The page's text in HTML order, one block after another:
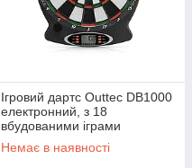
Ігровий дартс Outtec DB1000
електронний, з 18
вбудованими іграми
GoodPlace -worry-free-
shopping-
Немає в наявності